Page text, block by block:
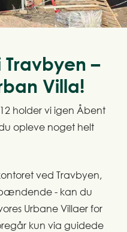
–
Villa!
holder vi igen Åbent
opleve noget helt
ved Travbyen,
- kan du
Urbane Villaer for
kun via guidede